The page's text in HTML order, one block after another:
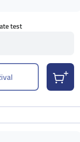
test